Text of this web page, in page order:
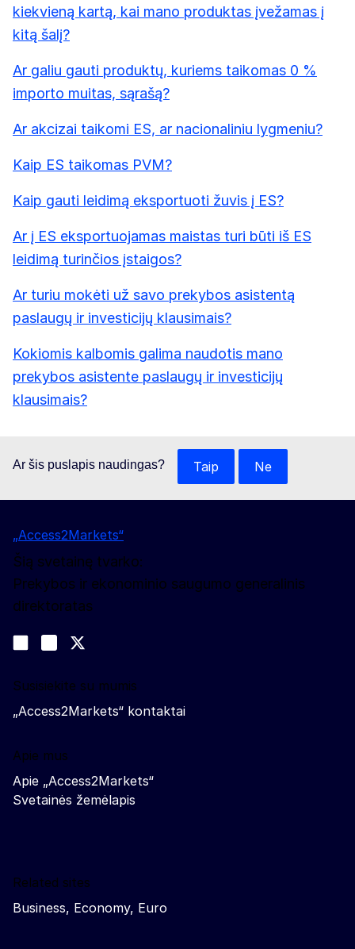
kiekvieną kartą, kai mano produktas įvežamas į
kitą šalį?
Ar galiu gauti produktų, kuriems taikomas 0 %
importo muitas, sąrašą?
Ar akcizai taikomi ES, ar nacionaliniu lygmeniu?
Kaip ES taikomas PVM?
Kaip gauti leidimą eksportuoti žuvis į ES?
Ar į ES eksportuojamas maistas turi būti iš ES
leidimą turinčios įstaigos?
Ar turiu mokėti už savo prekybos asistentą
paslaugų ir investicijų klausimais?
Kokiomis kalbomis galima naudotis mano
prekybos asistente paslaugų ir investicijų
klausimais?
Ar šis puslapis naudingas? Taip Ne
„Access2Markets“
Šią svetainę tvarko:
Prekybos ir ekonominio saugumo generalinis
direktoratas
Join us on LinkedIn
Trade-Off podcast
Susisiekite su mumis
„Access2Markets“ kontaktai
Apie mus
Apie „Access2Markets“
Svetainės žemėlapis
Related sites
Business, Economy, Euro